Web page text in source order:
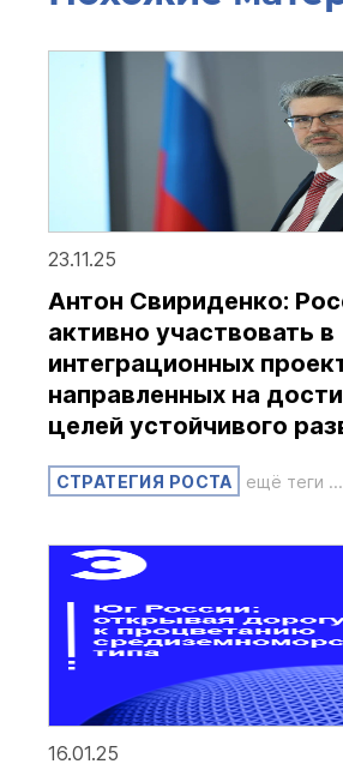
23.11.25
Антон Свириденко:
активно участвовать в
интеграционных
направленных на
целей устойчивого
СТРАТЕГИЯ РОСТА ещё теги ...
16.01.25